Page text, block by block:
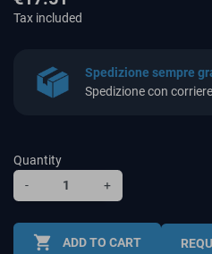
Tax included
Spedizione sempre
Spedizione con
Quantity
-
+
shopping_cart ADD TO CART